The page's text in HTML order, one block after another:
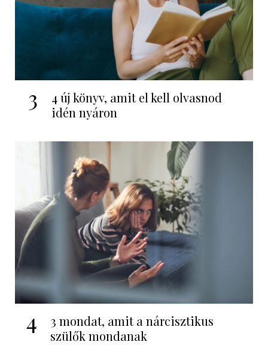
3
4 új könyv, amit el kell olvasnod
idén nyáron
4
3 mondat, amit a nárcisztikus
szülők mondanak